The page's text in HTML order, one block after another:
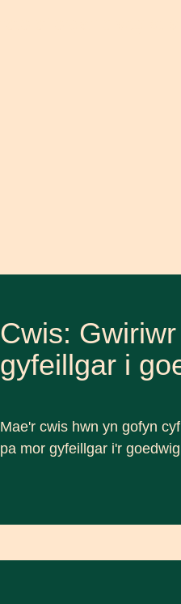
Cwis: Gwiriwr
gyfeillgar i
Mae'r cwis hwn yn gofyn
pa mor gyfeillgar i'r